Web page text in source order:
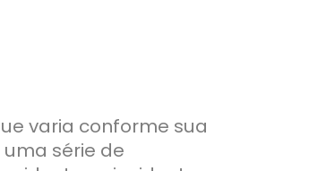
varia conforme sua
série de